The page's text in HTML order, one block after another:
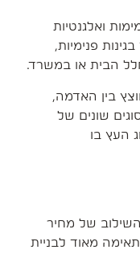
ואלגנטיות
פנימיות,
הבית או במשרד.
בין האדמה,
שונים של
העץ בו
של מחיר
מאוד לבניית